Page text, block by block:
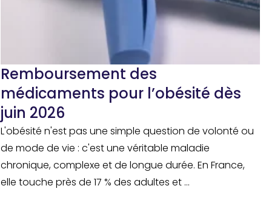
Remboursement des
médicaments pour l’obésité dès
juin 2026
L'obésité n'est pas une simple question de volonté ou
de mode de vie : c'est une véritable maladie
chronique, complexe et de longue durée. En France,
elle touche près de 17 % des adultes et ...